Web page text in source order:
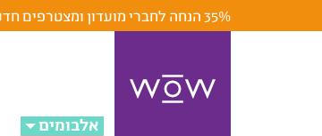
35% הנחה לחברי מועדון ומצטרפים חדשים |
אלבומים